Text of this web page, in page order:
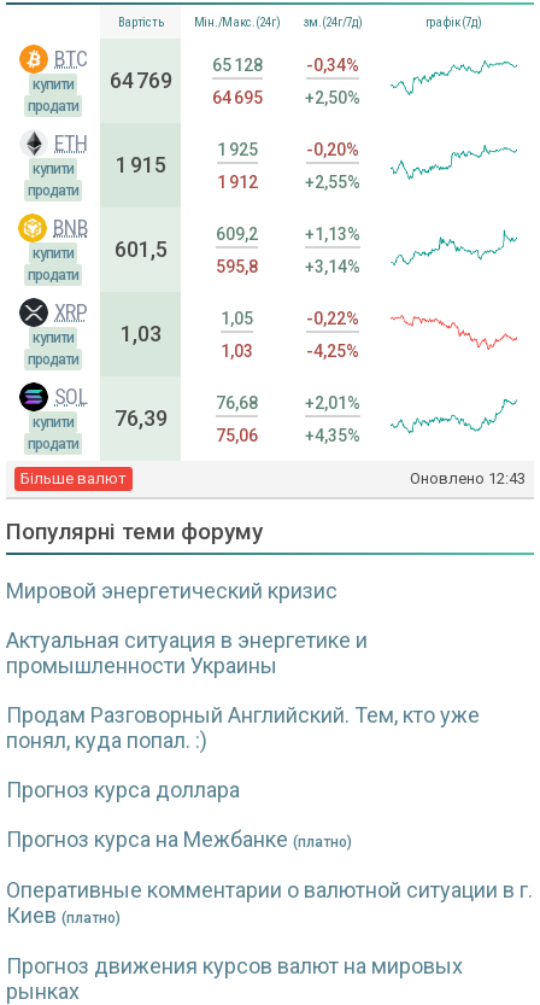
Вартість Мін./Макс.(24г) зм.(24г/7д) графік(7д)
BTC
купити
продати
64 769
65 128
64 695
-0,34%
+2,50%
ETH
купити
продати
1 915
1 925
1 912
-0,20%
+2,55%
BNB
купити
продати
601,5
609,2
595,8
+1,13%
+3,14%
XRP
купити
продати
1,03
1,05
1,03
-0,22%
-4,25%
SOL
купити
продати
76,39
76,68
75,06
+2,01%
+4,35%
Більше валют Оновлено 12:43
Популярні теми форуму
Мировой энергетический кризис
Актуальная ситуация в энергетике и
промышленности Украины
Продам Разговорный Английский. Тем, кто уже
понял, куда попал. :)
Прогноз курса доллара
Прогноз курса на Межбанке (платно)
Оперативные комментарии о валютной ситуации в г.
Киев (платно)
Прогноз движения курсов валют на мировых
рынках